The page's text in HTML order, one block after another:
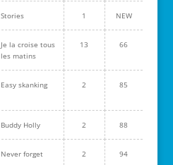
Stories 1 NEW
Je la croise tous
les matins
13 66
Easy skanking 2 85
Buddy Holly 2 88
Never forget 2 94